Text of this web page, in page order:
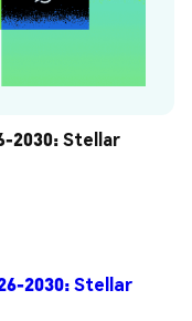
2030: Stellar
2030: Stellar